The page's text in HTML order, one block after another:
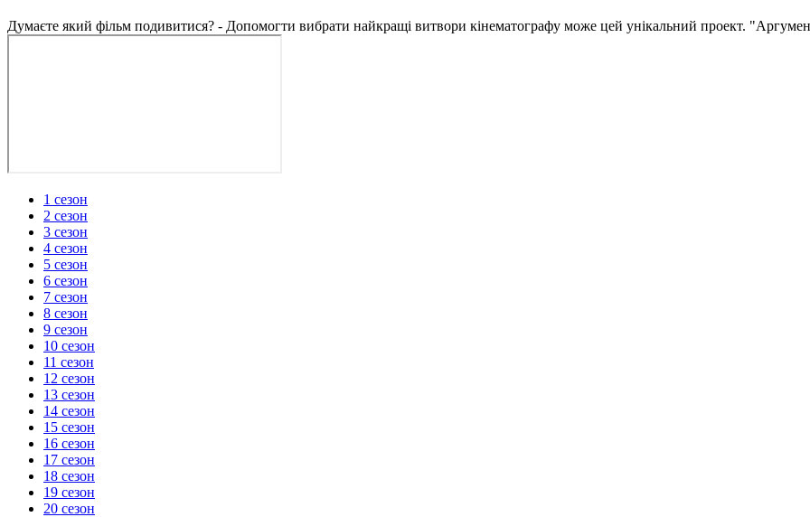
Думаєте який фільм подивитися? - Допомогти вибрати найкращі витвори кінематографу може цей унікальний проект.
1 сезон
2 сезон
3 сезон
4 сезон
5 сезон
6 сезон
7 сезон
8 сезон
9 сезон
10 сезон
11 сезон
12 сезон
13 сезон
14 сезон
15 сезон
16 сезон
17 сезон
18 сезон
19 сезон
20 сезон